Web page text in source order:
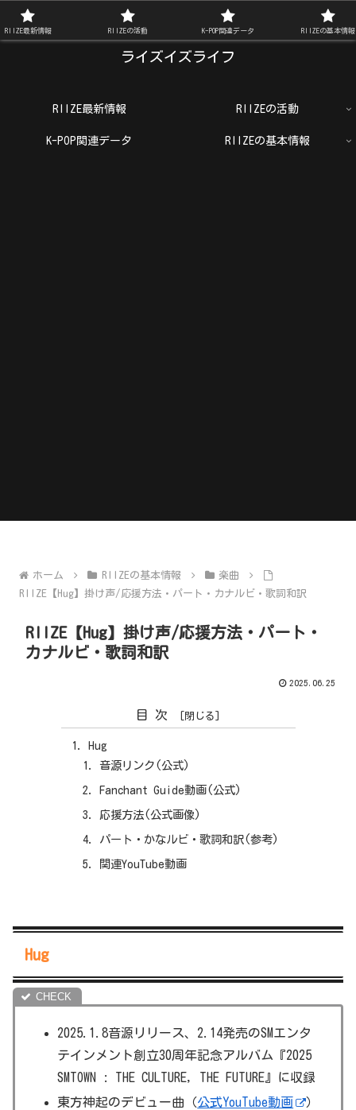
ライズイズライフ
RIIZE最新情報 RIIZEの活動
K-POP関連データ RIIZEの基本情報
ホーム RIIZEの基本情報
楽曲
RIIZE【Hug】掛け声/応援方法・パート・カナルビ・歌詞和訳
RIIZE【Hug】掛け声/応援方法・パート・
カナルビ・歌詞和訳
2025.06.25
目次
Hug
音源リンク(公式)
Fanchant Guide動画(公式)
応援方法(公式画像)
パート・かなルビ・歌詞和訳(参考)
関連YouTube動画
Hug
2025.1.8音源リリース、2.14発売のSMエンタ
テインメント創立30周年記念アルバム『2025
SMTOWN : THE CULTURE, THE FUTURE』に収録
東方神起のデビュー曲（公式YouTube動画
）
RIIZE最新情報 RIIZEの活動 K-POP関連データ RIIZEの基本情報